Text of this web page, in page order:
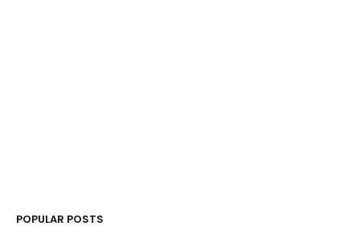
POPULAR POSTS